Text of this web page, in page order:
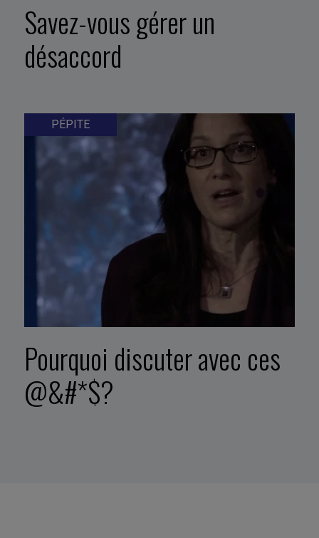
Savez-vous gérer un
désaccord
PÉPITE
Pourquoi discuter avec ces
@&#*$?